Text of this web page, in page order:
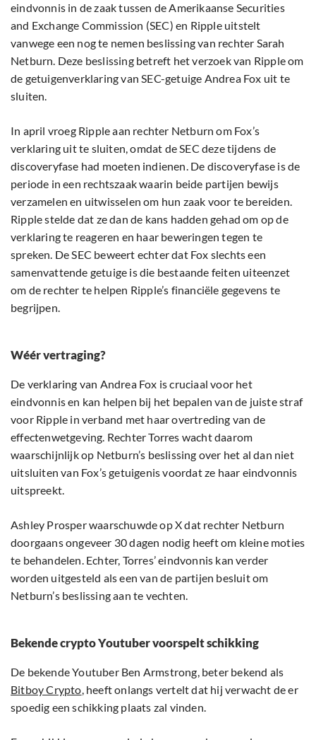
eindvonnis in de zaak tussen de Amerikaanse Securities
and Exchange Commission (SEC) en Ripple uitstelt
vanwege een nog te nemen beslissing van rechter Sarah
Netburn. Deze beslissing betreft het verzoek van Ripple om
de getuigenverklaring van SEC-getuige Andrea Fox uit te
sluiten.
In april vroeg Ripple aan rechter Netburn om Fox’s
verklaring uit te sluiten, omdat de SEC deze tijdens de
discoveryfase had moeten indienen. De discoveryfase is de
periode in een rechtszaak waarin beide partijen bewijs
verzamelen en uitwisselen om hun zaak voor te bereiden.
Ripple stelde dat ze dan de kans hadden gehad om op de
verklaring te reageren en haar beweringen tegen te
spreken. De SEC beweert echter dat Fox slechts een
samenvattende getuige is die bestaande feiten uiteenzet
om de rechter te helpen Ripple’s financiële gegevens te
begrijpen.
Wéér vertraging?
De verklaring van Andrea Fox is cruciaal voor het
eindvonnis en kan helpen bij het bepalen van de juiste straf
voor Ripple in verband met haar overtreding van de
effectenwetgeving. Rechter Torres wacht daarom
waarschijnlijk op Netburn’s beslissing over het al dan niet
uitsluiten van Fox’s getuigenis voordat ze haar eindvonnis
uitspreekt.
Ashley Prosper waarschuwde op X dat rechter Netburn
doorgaans ongeveer 30 dagen nodig heeft om kleine moties
te behandelen. Echter, Torres’ eindvonnis kan verder
worden uitgesteld als een van de partijen besluit om
Netburn’s beslissing aan te vechten.
Bekende crypto Youtuber voorspelt schikking
De bekende Youtuber Ben Armstrong, beter bekend als
Bitboy Crypto, heeft onlangs vertelt dat hij verwacht de er
spoedig een schikking plaats zal vinden.